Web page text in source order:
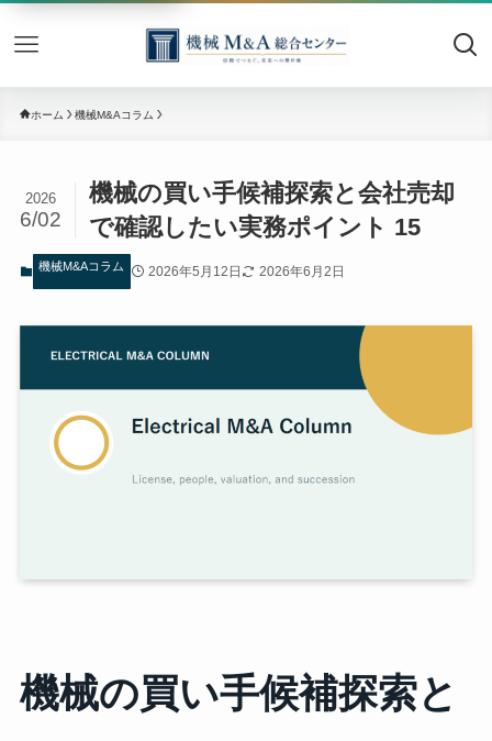
機械
ホーム 機械M&Aコラム
機械の買い手候補探索と会社売却
で確認したい実務ポイント 15
2026
6/02
機械M&Aコラム 2026年5月12日 2026年6月2日
機械の買い手候補探索と